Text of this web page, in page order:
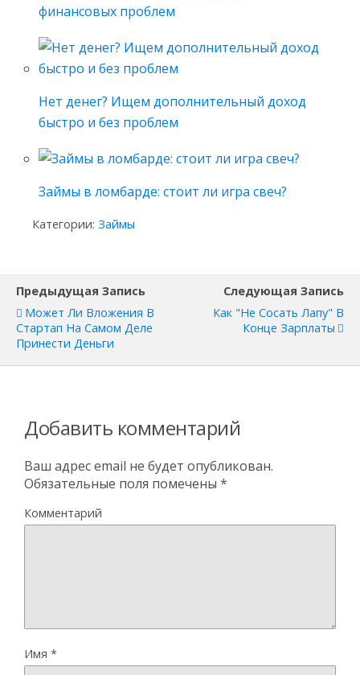
финансовых проблем
Нет денег? Ищем дополнительный доход
быстро и без проблем
Займы в ломбарде: стоит ли игра свеч?
Категории: Займы
Предыдущая Запись
Может Ли Вложения В
Стартап На Самом Деле
Принести Деньги
Следующая Запись
Как "не Сосать Лапу" В
Конце Зарплаты
Добавить комментарий
Ваш адрес email не будет опубликован.
Обязательные поля помечены *
Комментарий
Имя *